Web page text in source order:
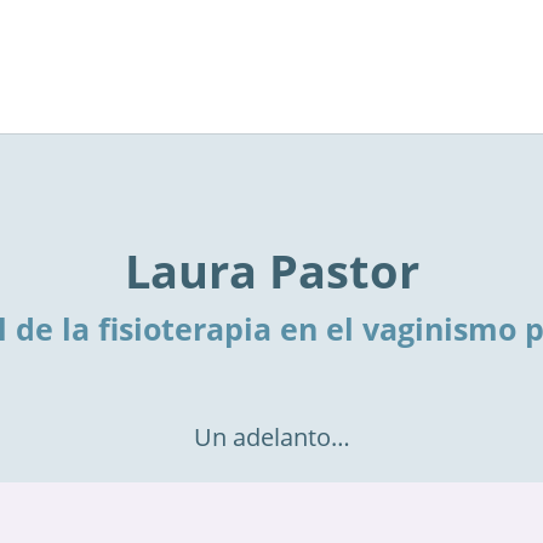
Laura Pastor
de la fisioterapia en el vaginismo
Un adelanto…